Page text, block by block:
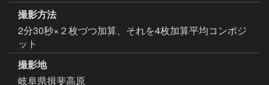
撮影方法
2分30秒×２枚づつ加算、それを4枚加算平均コンポジ
ット
撮影地
岐阜県揖斐高原